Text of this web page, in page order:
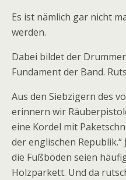
Es ist nämlich gar nicht
werden.
Dabei bildet der
Fundament der Band.
Aus den Siebzigern des
erinnern wir
eine Kordel mit
der englischen Republik.“
die Fußböden seien
Holzparkett. Und da